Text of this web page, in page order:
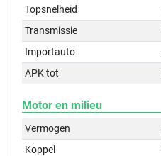
Topsnelheid
Transmissie
Importauto
APK tot
Motor en milieu
Vermogen
Koppel